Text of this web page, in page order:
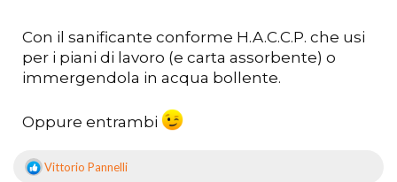
Con il sanificante conforme H.A.C.C.P. che usi
per i piani di lavoro (e carta assorbente) o
immergendola in acqua bollente.
Oppure entrambi
R
Vittorio Pannelli